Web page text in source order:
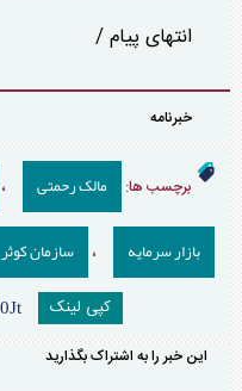
انتهای پیام /
خبرنامه
برچسب ها: مالک رحمتی ،
بازار سرمایه ، سازمان کوثر
کپی لینک
این خبر را به اشتراک بگذارید